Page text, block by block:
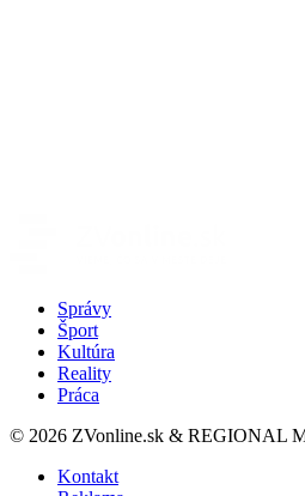
Správy
Šport
Kultúra
Reality
Práca
© 2026 ZVonline.sk & REGIONAL
Kontakt